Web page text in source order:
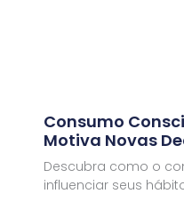
Consumo
Motiva Novas
Descubra como o
influenciar seus